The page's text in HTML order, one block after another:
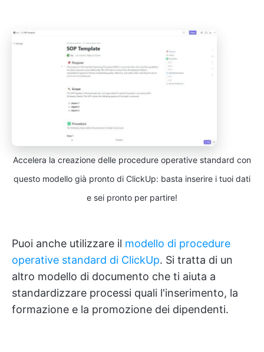
Accelera la creazione delle procedure operative standard con
questo modello già pronto di ClickUp: basta inserire i tuoi dati
e sei pronto per partire!
Puoi anche utilizzare il modello di procedure
operative standard di ClickUp. Si tratta di un
altro modello di documento che ti aiuta a
standardizzare processi quali l'inserimento, la
formazione e la promozione dei dipendenti.